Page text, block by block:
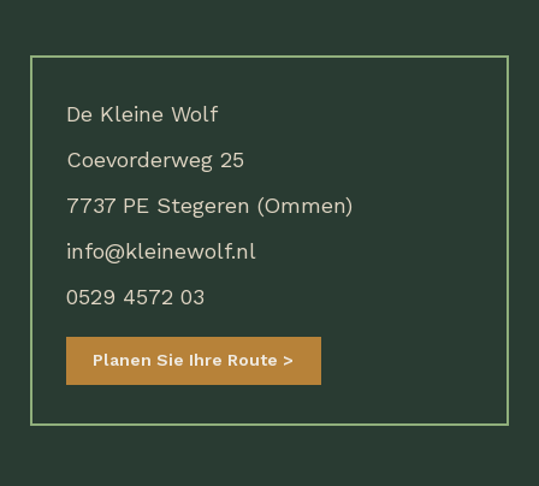
De Kleine Wolf
Coevorderweg 25
7737 PE Stegeren (Ommen)
info@kleinewolf.nl
0529 4572 03
Planen Sie Ihre Route